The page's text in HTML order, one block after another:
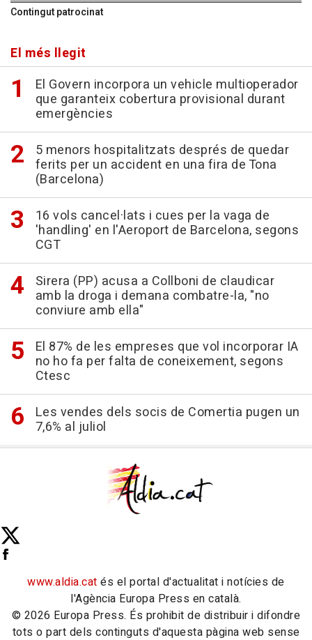
Contingut patrocinat
El més llegit
El Govern incorpora un vehicle multioperador
que garanteix cobertura provisional durant
emergències
5 menors hospitalitzats després de quedar
ferits per un accident en una fira de Tona
(Barcelona)
16 vols cancel·lats i cues per la vaga de
'handling' en l'Aeroport de Barcelona, segons
CGT
Sirera (PP) acusa a Collboni de claudicar
amb la droga i demana combatre-la, "no
conviure amb ella"
El 87% de les empreses que vol incorporar IA
no ho fa per falta de coneixement, segons
Ctesc
Les vendes dels socis de Comertia pugen un
7,6% al juliol
www.aldia.cat és el portal d'actualitat i notícies de
l'Agència Europa Press en català.
© 2026 Europa Press. És prohibit de distribuir i difondre
tots o part dels continguts d'aquesta pàgina web sense